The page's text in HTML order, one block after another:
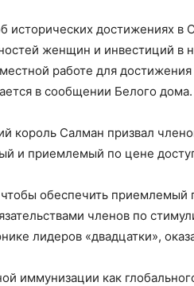
исторических достижениях
женщин и инвестиций в
работе для
в сообщении Белого дома.
король Салман призвал
и приемлемый по цене
обеспечить приемлемый
членов по
лидеров «двадцатки»,
иммунизации как